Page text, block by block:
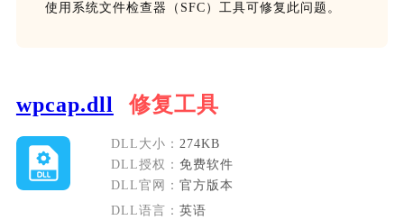
使用系统文件检查器（SFC）工具可修复此问题。
wpcap.dll 修复工具
DLL大小： 274KB
DLL授权： 免费软件
DLL官网： 官方版本
DLL语言： 英语